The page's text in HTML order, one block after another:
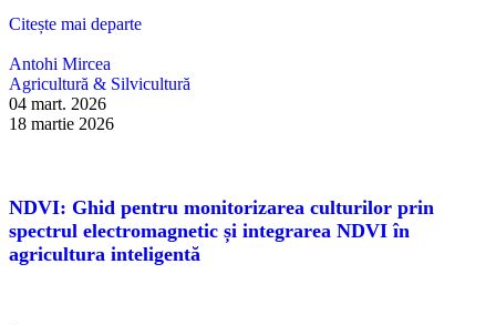
Citește mai departe
Antohi Mircea
Agricultură & Silvicultură
04 mart. 2026
18 martie 2026
NDVI: Ghid pentru monitorizarea culturilor prin
spectrul electromagnetic și integrarea NDVI în
agricultura inteligentă